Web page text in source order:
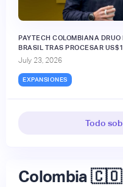
PAYTECH COLOMBIANA
BRASIL TRAS PROCESAR
July 23, 2026
EXPANSIONES
Todo
Colombia 🇨🇴